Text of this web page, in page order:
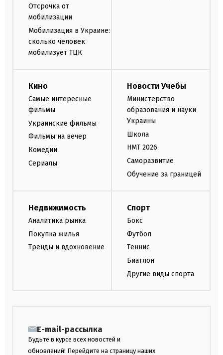
Отсрочка от
мобилизации
Мобилизация в Украине:
сколько человек
мобилизует ТЦК
Кино
Самые интересные
фильмы
Украинские фильмы
Фильмы на вечер
Комедии
Сериалы
Новости Учебы
Министерство
образования и науки
Украины
Школа
НМТ 2026
Саморазвитие
Обучение за границей
Недвижимость
Аналитика рынка
Покупка жилья
Тренды и вдохновение
Спорт
Бокс
Футбол
Теннис
Биатлон
Другие виды спорта
E-mail-рассылка
Будьте в курсе всех новостей и
обновлений! Перейдите на страницу наших